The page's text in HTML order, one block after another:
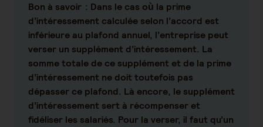
Bon à savoir : Dans le cas où la prime
d’intéressement calculée selon l’accord est
inférieure au plafond annuel, l’entreprise peut
verser un supplément d’intéressement. La
somme totale de ce supplément et de la prime
d’intéressement ne doit toutefois pas
dépasser ce plafond. Là encore, le supplément
d’intéressement sert à récompenser et
fidéliser les salariés. Pour la verser, il faut qu’un